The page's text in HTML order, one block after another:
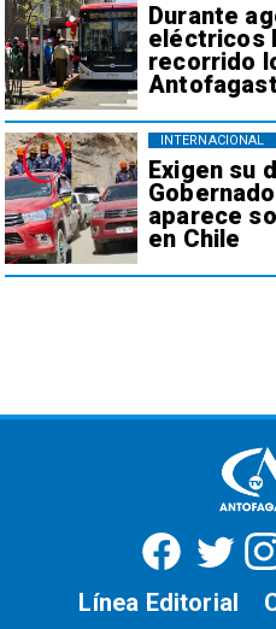
Durante
eléctricos
recorrido
Exigen su
aparece
en Chile
INTERNACIONAL
Línea Editorial